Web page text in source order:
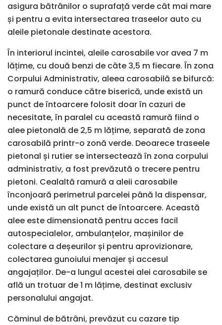
asigura bătrânilor o suprafață verde cât mai mare
și pentru a evita intersectarea traseelor auto cu
aleile pietonale destinate acestora.
În interiorul incintei, aleile carosabile vor avea 7 m
lățime, cu două benzi de câte 3,5 m fiecare. În zona
Corpului Administrativ, aleea carosabilă se bifurcă:
o ramură conduce către biserică, unde există un
punct de întoarcere folosit doar în cazuri de
necesitate, în paralel cu această ramură fiind o
alee pietonală de 2,5 m lățime, separată de zona
carosabilă printr-o zonă verde. Deoarece traseele
pietonal și rutier se intersectează în zona corpului
administrativ, a fost prevăzută o trecere pentru
pietoni. Cealaltă ramură a aleii carosabile
înconjoară perimetrul parcelei până la dispensar,
unde există un alt punct de întoarcere. Această
alee este dimensionată pentru acces facil
autospecialelor, ambulanțelor, mașinilor de
colectare a deșeurilor și pentru aprovizionare,
colectarea gunoiului menajer și accesul
angajaților. De-a lungul acestei alei carosabile se
află un trotuar de 1 m lățime, destinat exclusiv
personalului angajat.
Căminul de bătrâni, prevăzut cu cazare tip